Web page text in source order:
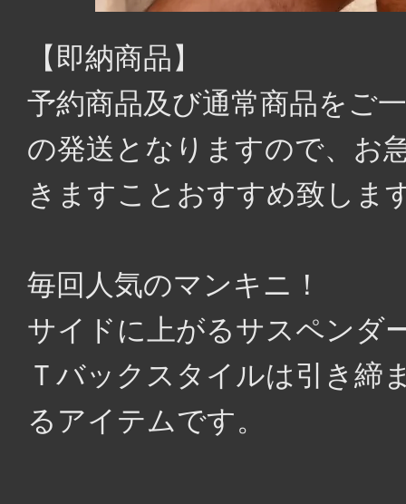
【即納商品】
予約商品及び通常商品をご
の発送となりますので、お
きますことおすすめ致しま
毎回人気のマンキニ！
サイドに上がるサスペンダ
Ｔバックスタイルは引き締
るアイテムです。